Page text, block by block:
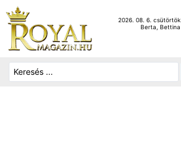
2026. 08. 6. csütörtök
Berta, Bettina